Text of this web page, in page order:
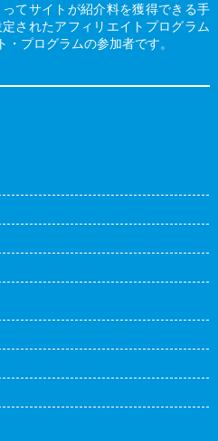
てサイトが紹介料を獲得できる手
されたアフィリエイトプログラム
プログラムの参加者です。